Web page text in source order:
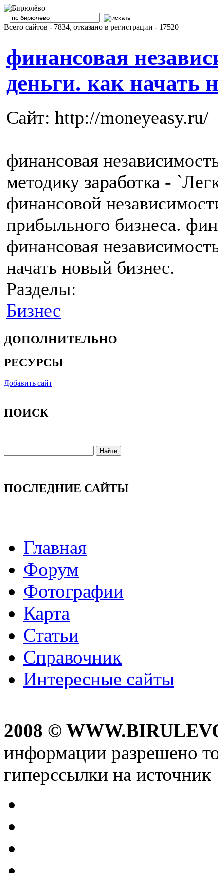
Всего сайтов - 7834, отказано в регистрации - 17520
финансовая
деньги. как начать
Сайт: http://moneyeasy.ru/
финансовая
методику заработка -
финансовой
прибыльного бизнеса.
финансовая
начать новый бизнес.
Разделы:
Бизнес
ДОПОЛНИТЕЛЬНО
РЕСУРСЫ
Добавить сайт
ПОИСК
ПОСЛЕДНИЕ САЙТЫ
Главная
Форум
Фотографии
Карта
Статьи
Справочник
Интересные сайты
2008 ©
информации разрешено
гиперссылки на источник